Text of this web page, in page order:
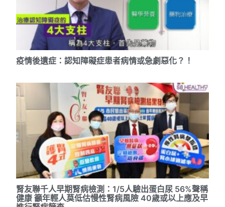
疫情後遺症：認知障礙症患者病情或急劇惡化？！
腎友聯千人早期腎病檢測：1/5人驗出蛋白尿 56%聲稱
健康 籲年輕人莫低估慢性腎病風險 40歲或以上應及早